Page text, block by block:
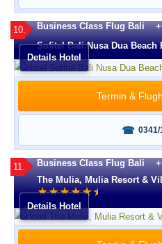
10.
Business Class Flug Bali +
Sofitel Bali Nusa Dua Beach
Details Hotel
0341/
Termin &
11.
Business Class Flug Bali +
The Mulia, Mulia Resort &
★★★★★★
★
Details Hotel